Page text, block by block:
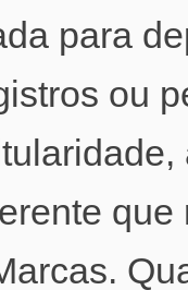
para
ou